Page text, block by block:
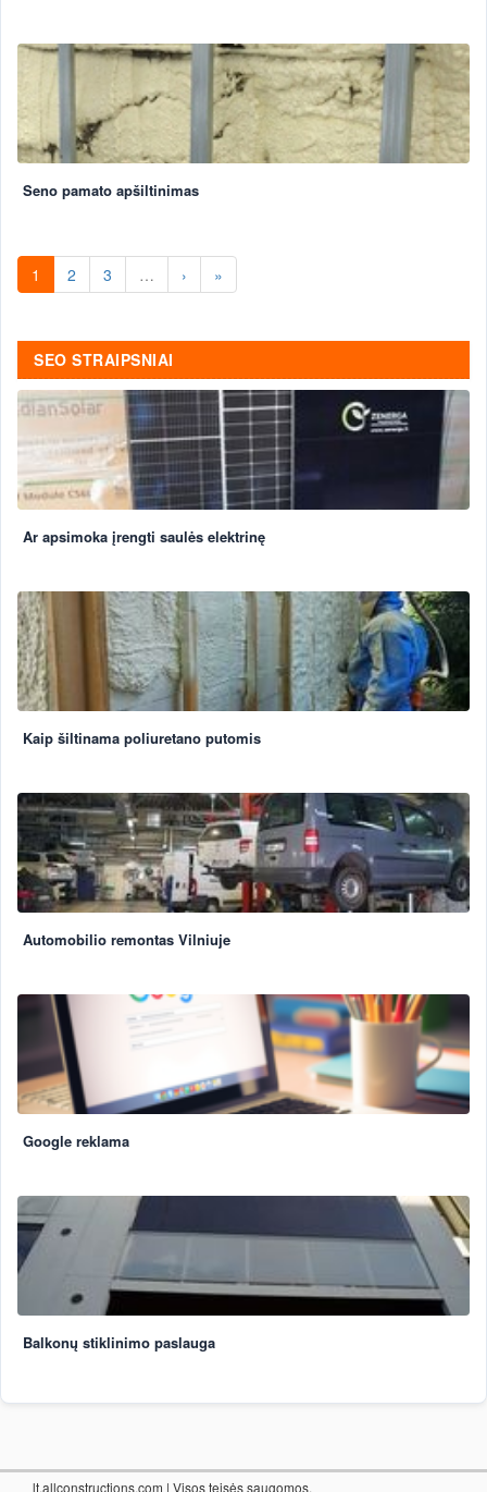
Seno pamato apšiltinimas
1 2 3 … › »
SEO STRAIPSNIAI
Ar apsimoka įrengti saulės elektrinę
Kaip šiltinama poliuretano putomis
Automobilio remontas Vilniuje
Google reklama
Balkonų stiklinimo paslauga
lt.allconstructions.com | Visos teisės saugomos.